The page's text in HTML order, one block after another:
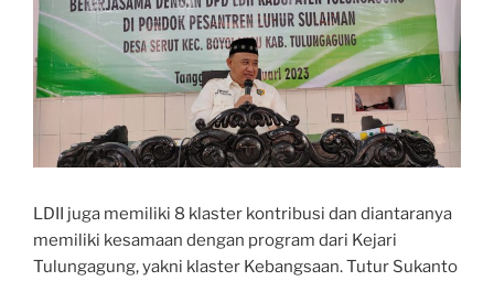
LDII juga memiliki 8 klaster kontribusi dan diantaranya
memiliki kesamaan dengan program dari Kejari
Tulungagung, yakni klaster Kebangsaan. Tutur Sukanto